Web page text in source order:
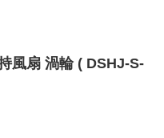
風扇 渦輪 ( DSHJ-S-